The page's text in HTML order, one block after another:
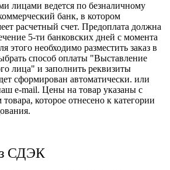
лицами ведется по безналичному
банк, в котором
расчетный счет. Предоплата должна
5-ти банковских дней с момента
этого необходимо разместить заказ в
способ оплаты "Выставление
лица" и заполнить реквизиты
сформирован автоматически. или
e-mail. Цены на товар указаны с
которое отнесено к категории
СДЭК